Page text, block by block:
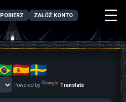
POBIERZ ZAŁÓŻ KONTO
Powered by Translate